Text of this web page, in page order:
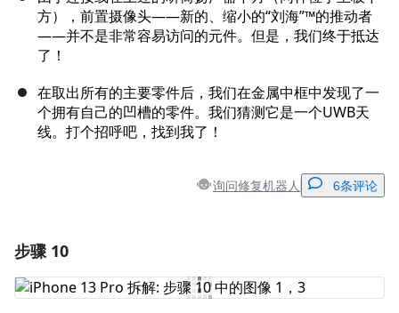
方），前置摄像头——新的、缩小的“刘海”™的推动者
——并不是非常容易访问的元件。但是，我们终于抵达
了！
在取出所有的主要零件后，我们在金属中框中发现了一
个拥有自己的凹槽的零件。我们猜测它是一个UWB天
线。打个招呼吧，找到我了！
询问修复机器人 6条评论
添加评论
步骤 10